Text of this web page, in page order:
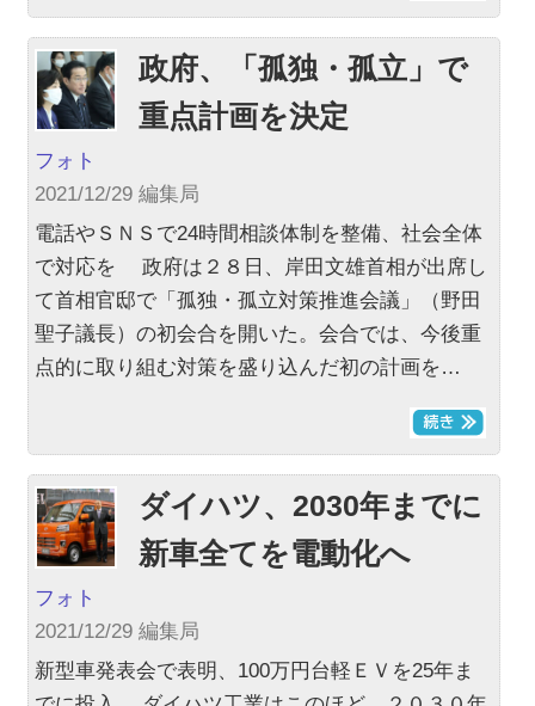
政府、「孤独・孤立」で
重点計画を決定
フォト
2021/12/29 編集局
電話やＳＮＳで24時間相談体制を整備、社会全体
で対応を 政府は２８日、岸田文雄首相が出席し
て首相官邸で「孤独・孤立対策推進会議」（野田
聖子議長）の初会合を開いた。会合では、今後重
点的に取り組む対策を盛り込んだ初の計画を…
ダイハツ、2030年までに
新車全てを電動化へ
フォト
2021/12/29 編集局
新型車発表会で表明、100万円台軽ＥＶを25年ま